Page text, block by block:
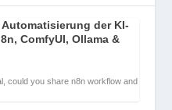
der KI-
ComfyUI, Ollama &
could you share n8n workflow and